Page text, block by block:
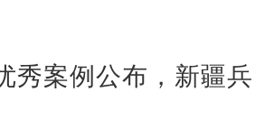
秀案例公布，新疆